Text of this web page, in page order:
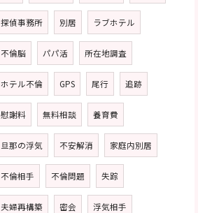
探偵事務所 別居 ラブホテル
不倫脳 パパ活 所在地調査
ホテル不倫 GPS 尾行 追跡
慰謝料 無料相談 養育費
旦那の浮気 不安解消 家庭内別居
不倫相手 不倫問題 失踪
夫婦再構築 密会 浮気相手